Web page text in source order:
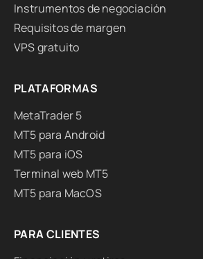
Instrumentos de negociación
Requisitos de margen
VPS gratuito
PLATAFORMAS
MetaTrader 5
MT5 para Android
MT5 para iOS
Terminal web MT5
MT5 para MacOS
PARA CLIENTES